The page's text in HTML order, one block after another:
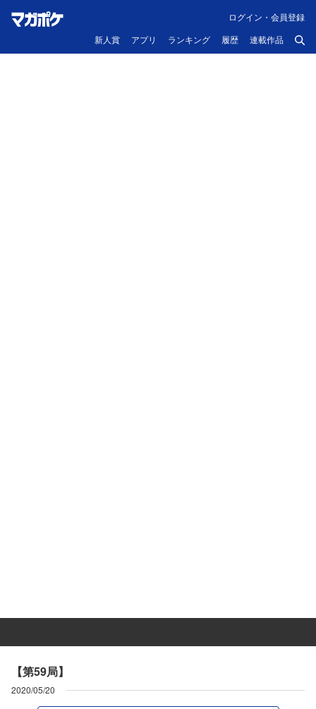
新人賞 アプリ ランキング 履歴 連載作品
ログイン・会員登録
【第59局】
2020/05/20